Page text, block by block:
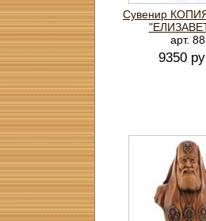
Сувенир
арт. 88
9350